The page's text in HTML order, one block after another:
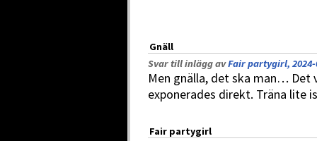
Gnäll
Svar till inlägg avFair partygirl, 2024-
Men gnälla, det ska man… Det
exponerades direkt. Träna lite
Fair partygirl